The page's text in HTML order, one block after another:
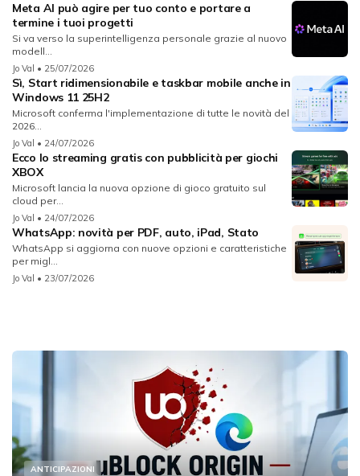
Meta AI può agire per tuo conto e portare a
termine i tuoi progetti
Si va verso la superintelligenza personale grazie al nuovo
modell...
Jo Val • 25/07/2026
Sì, Start ridimensionabile e taskbar mobile anche in
Windows 11 25H2
Microsoft conferma l'implementazione di tutte le novità del
2026...
Jo Val • 24/07/2026
Ecco lo streaming gratis con pubblicità per giochi
XBOX
Microsoft lancia la nuova opzione di gioco gratuito sul
cloud per...
Jo Val • 24/07/2026
WhatsApp: novità per PDF, auto, iPad, Stato
WhatsApp si aggiorna con nuove opzioni e caratteristiche
per migl...
Jo Val • 23/07/2026
ANTICIPAZIONI